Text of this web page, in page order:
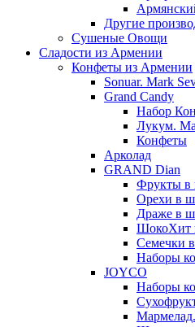
Другие
Сушеные Овощи
Сладости из Армении
Конфеты из Армении
Sonuar. Mark
Grand Candy
Набор
Лукум.
Конфеты
Арколад
GRAND Dian
Фрукты в
Орехи в
Драже в
ШокоХит
Семечки
Наборы
JOYCO
Наборы